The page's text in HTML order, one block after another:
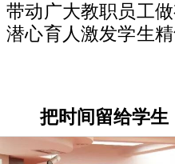
动广大教职员工
心育人激发学生
把时间留给学生